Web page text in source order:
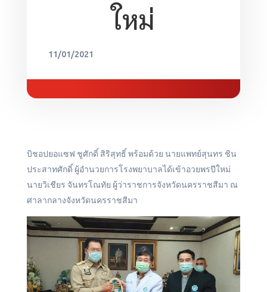
ใหม่
11/01/2021
บิชอปยอแซฟ ชูศักดิ์ สิริสุทธิ์ พร้อมด้วย นายแพทย์สุนทร ชิน
ประสาทศักดิ์ ผู้อำนวยการโรงพยาบาลได้เข้าอวยพรปีใหม่
นายวิเชียร จันทรโณทัย ผู้ว่าราชการจังหวัดนครราชสีมา ณ
ศาลากลางจังหวัดนครราชสีมา